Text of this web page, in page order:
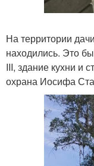
На территории
находились. Это
III, здание кухни и
охрана Иосифа